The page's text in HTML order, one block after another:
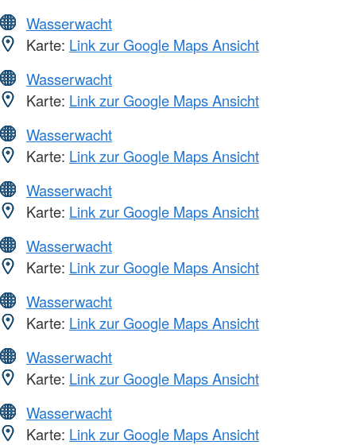
Wasserwacht
Karte: Link zur Google Maps Ansicht
Wasserwacht
Karte: Link zur Google Maps Ansicht
Wasserwacht
Karte: Link zur Google Maps Ansicht
Wasserwacht
Karte: Link zur Google Maps Ansicht
Wasserwacht
Karte: Link zur Google Maps Ansicht
Wasserwacht
Karte: Link zur Google Maps Ansicht
Wasserwacht
Karte: Link zur Google Maps Ansicht
Wasserwacht
Karte: Link zur Google Maps Ansicht